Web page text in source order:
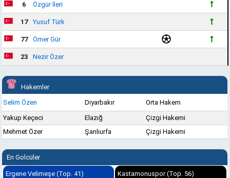
6 Özgür İleri
17 Yusuf Türk
77 Ömer Gür
23 Nezir Özer
Hakemler
Selim Özen
Diyarbakır
Orta Hakem
Yakup Keçeci
Elazığ
Çizgi Hakemi
Mehmet Özer
Şanlıurfa Çizgi Hakemi
En Golcüler
Ergene Velimeşe (Top. 41) Kastamonuspor (Top. 56)